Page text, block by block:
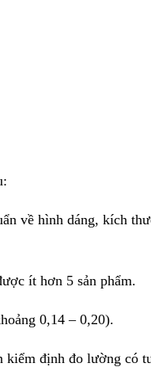
về hình dáng, kích
ít hơn 5 sản phẩm.
0,14 – 0,20).
kiểm định đo lường có